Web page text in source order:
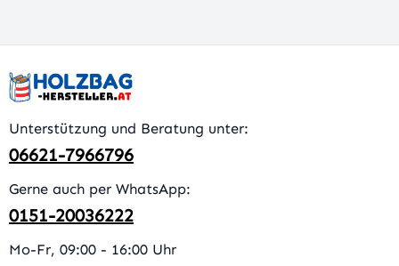
Unterstützung und Beratung unter:
06621-7966796
Gerne auch per WhatsApp:
0151-20036222
Mo-Fr, 09:00 - 16:00 Uhr